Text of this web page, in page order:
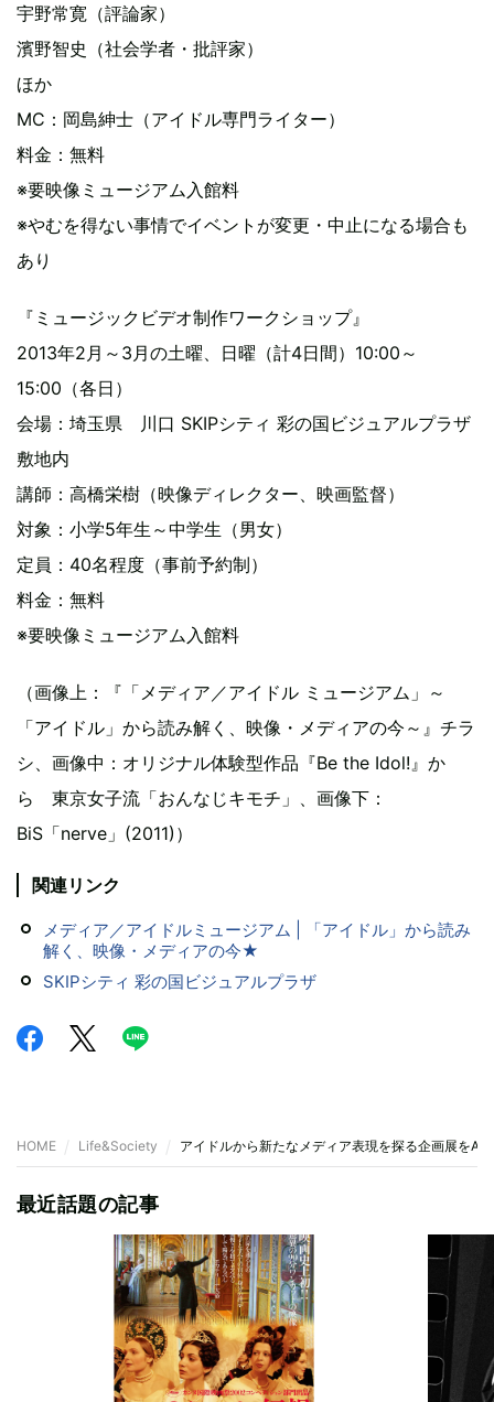
宇野常寛（評論家）
濱野智史（社会学者・批評家）
ほか
MC：岡島紳士（アイドル専門ライター）
料金：無料
※要映像ミュージアム入館料
※やむを得ない事情でイベントが変更・中止になる場合も
あり
『ミュージックビデオ制作ワークショップ』
2013年2月～3月の土曜、日曜（計4日間）10:00～
15:00（各日）
会場：埼玉県 川口 SKIPシティ 彩の国ビジュアルプラザ
敷地内
講師：高橋栄樹（映像ディレクター、映画監督）
対象：小学5年生～中学生（男女）
定員：40名程度（事前予約制）
料金：無料
※要映像ミュージアム入館料
（画像上：『「メディア／アイドル ミュージアム」～
「アイドル」から読み解く、映像・メディアの今～』チラ
シ、画像中：オリジナル体験型作品『Be the Idol!』か
ら 東京女子流「おんなじキモチ」、画像下：
BiS「nerve」(2011)）
関連リンク
メディア／アイドルミュージアム | 「アイドル」から読み
解く、映像・メディアの今★
SKIPシティ 彩の国ビジュアルプラザ
HOME Life&Society アイドルから新たなメディア表現を探る企画展を
最近話題の記事